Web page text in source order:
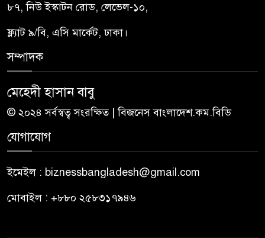
৮৭, নিউ ইস্কাটন রোড, লেভেল-১০,
ফ্ল্যাট ৯/বি, এসি মার্কেট, ঢাকা।
সম্পাদক
মেহেদী হাসান বাবু
© ২০২৪ সর্বস্বত্ব সংরক্ষিত | বিজনেস বাংলাদেশ.কম.বিডি
যোগাযোগ
ইমেইল : biznessbangladesh@gmail.com
মোবাইল : +৮৮০ ২৫৮৩১৭৯৪৬